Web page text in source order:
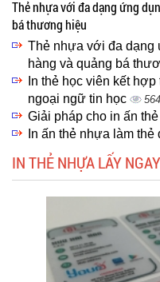
Thẻ nhựa với đa dạng ứng
bá thương hiệu
Thẻ nhựa với đa dạng
hàng và quảng bá
In thẻ học viên kết
ngoại ngữ tin học
Giải pháp cho in ấn
In ấn thẻ nhựa làm thẻ
IN THẺ NHỰA LẤY NGAY